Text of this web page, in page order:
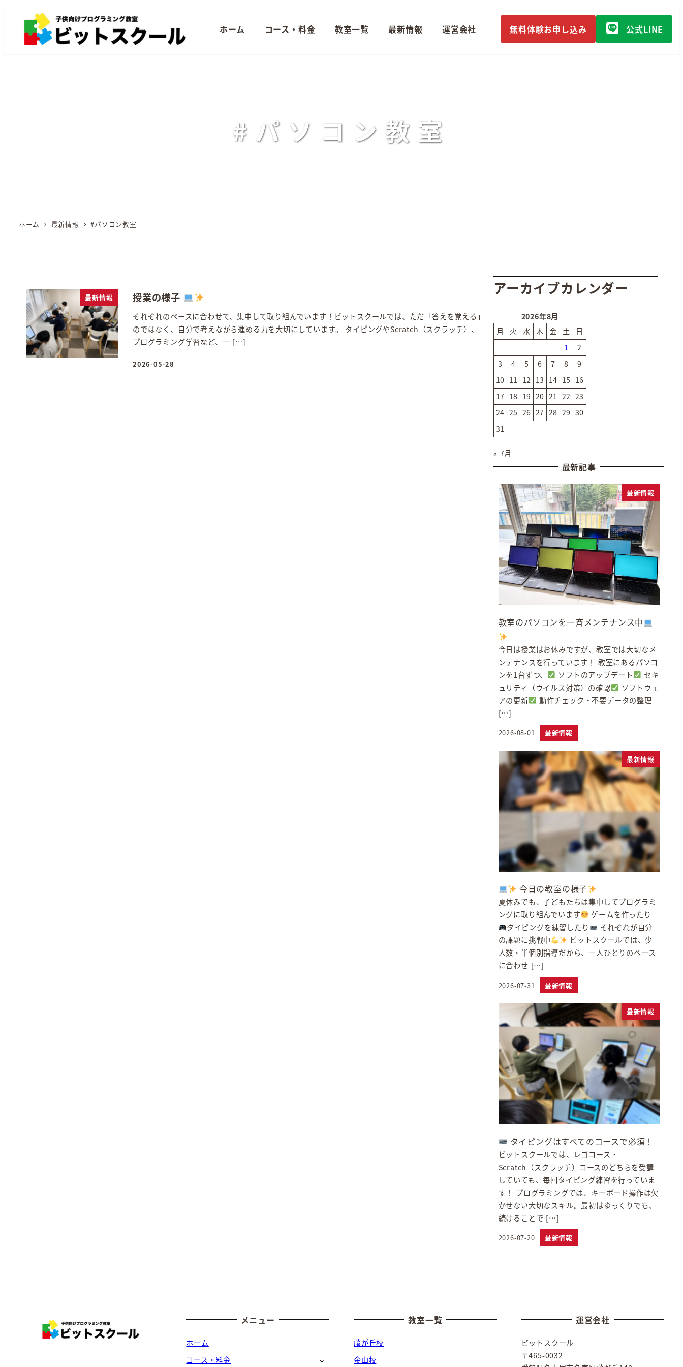
ホーム コース・料金 教室一覧 最新情報 運営会社 無料体験お申し込み 公式LINE
#パソコン教室
ホーム 最新情報 #パソコン教室
最新情報 授業の様子
それぞれのペースに合わせて、集中して取り組んでいます！ビットスクールでは、ただ「答えを覚える」
のではなく、自分で考えながら進める力を大切にしています。 タイピングやScratch（スクラッチ）、
プログラミング学習など、一 […]
投稿日
2026-05-28
アーカイブカレンダー
2026年8月
月
火 水 木 金 土
日
1
2
3
4 5 6 7 8
9
10 11 12 13 14 15 16
17 18 19 20 21 22 23
24 25 26 27 28 29 30
31
« 7月
最新記事
最新情報
教室のパソコンを一斉メンテナンス中
今日は授業はお休みですが、教室では大切なメ
ンテナンスを行っています！ 教室にあるパソコ
ンを1台ずつ、
ソフトのアップデート
セキ
ュリティ（ウイルス対策）の確認
ソフトウェ
アの更新
動作チェック・不要データの整理
[…]
投稿日
2026-08-01 最新情報
最新情報
今日の教室の様子
夏休みでも、子どもたちは集中してプログラミ
ングに取り組んでいます
ゲームを作ったり
タイピングを練習したり
それぞれが自分
の課題に挑戦中
ビットスクールでは、少
人数・半個別指導だから、一人ひとりのペース
に合わせ […]
投稿日
2026-07-31 最新情報
最新情報
タイピングはすべてのコースで必須！
ビットスクールでは、レゴコース・
Scratch（スクラッチ）コースのどちらを受講
していても、毎回タイピング練習を行っていま
す！ プログラミングでは、キーボード操作は欠
かせない大切なスキル。最初はゆっくりでも、
続けることで […]
投稿日
2026-07-20 最新情報
メニュー
ホーム
コース・料金
教室一覧
藤が丘校
金山校
運営会社
ビットスクール
〒465-0032